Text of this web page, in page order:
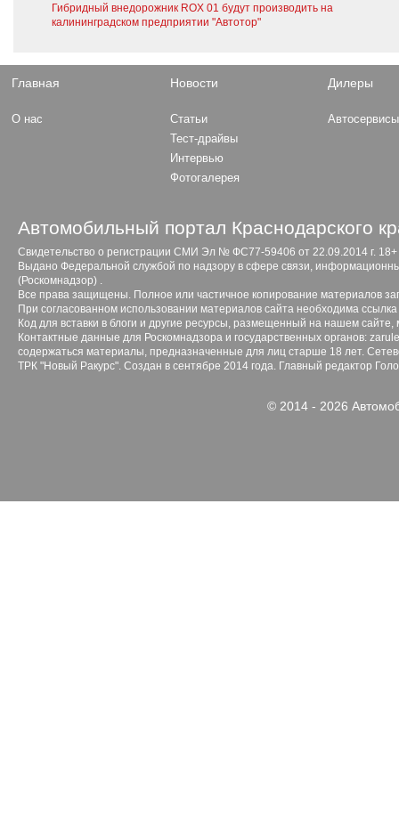
Гибридный внедорожник ROX 01 будут производить на
калининградском предприятии "Автотор"
Главная
О нас
Новости
Статьи
Тест-драйвы
Интервью
Фотогалерея
Дилеры
Автосервисы
Автомобильный портал Краснодарского
Свидетельство о регистрации СМИ Эл № ФС77-59406 от 22.09.2014 г. 18+
Выдано Федеральной службой по надзору в сфере связи,
(Роскомнадзор) .
Все права защищены. Полное или частичное копирование материалов
При согласованном использовании материалов сайта необходима ссылка
Код для вставки в блоги и другие ресурсы, размещенный на нашем сайте,
Контактные данные для Роскомнадзора и государственных органов:
содержаться материалы, предназначенные для лиц старше 18 лет.
ТРК "Новый Ракурс". Создан в сентябре 2014 года. Главный редактор
© 2014 - 2026